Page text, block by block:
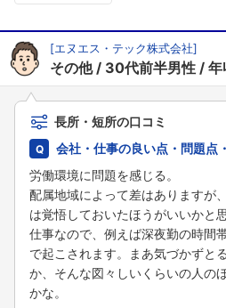
[エヌエス・テック株式会社]
その他 30代前半男性 年
長所・短所の口コミ
会社・仕事の良い点・問題点
労働環境に問題を感じる。
配属地域によって差はありますが
は覚悟しておいたほうがいいかと
仕事なので、例えば深夜勤の時間
で起こされます。まあ気づかずと
か、そんな図々しいくらいの人の
かな。